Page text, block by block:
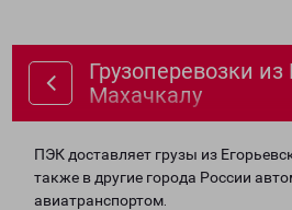
Грузоперевозки из
Махачкалу
ПЭК доставляет грузы из
также в другие города России
авиатранспортом.